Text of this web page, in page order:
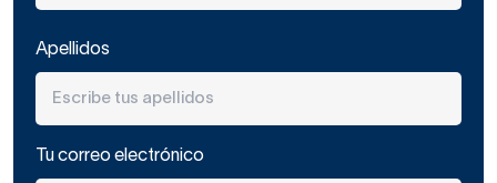
Apellidos
Tu correo electrónico